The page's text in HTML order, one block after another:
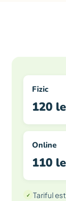
Fizic
120
Online
110
Tariful